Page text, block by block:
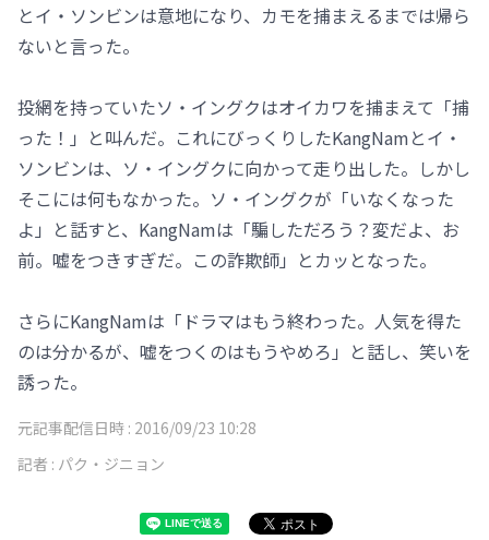
とイ・ソンビンは意地になり、カモを捕まえるまでは帰ら
ないと言った。
投網を持っていたソ・イングクはオイカワを捕まえて「捕
った！」と叫んだ。これにびっくりしたKangNamとイ・
ソンビンは、ソ・イングクに向かって走り出した。しかし
そこには何もなかった。ソ・イングクが「いなくなった
よ」と話すと、KangNamは「騙しただろう？変だよ、お
前。嘘をつきすぎだ。この詐欺師」とカッとなった。
さらにKangNamは「ドラマはもう終わった。人気を得た
のは分かるが、嘘をつくのはもうやめろ」と話し、笑いを
誘った。
元記事配信日時 : 2016/09/23 10:28
記者 : パク・ジニョン